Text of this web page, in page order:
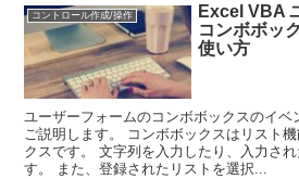
コントロール作成/操作
Excel VBA
コンボボッ
使い方
ユーザーフォームのコンボボックスのイベ
ご説明します。 コンボボックスはリスト
クスです。 文字列を入力したり、入力さ
す。 また、登録されたリストを選択...